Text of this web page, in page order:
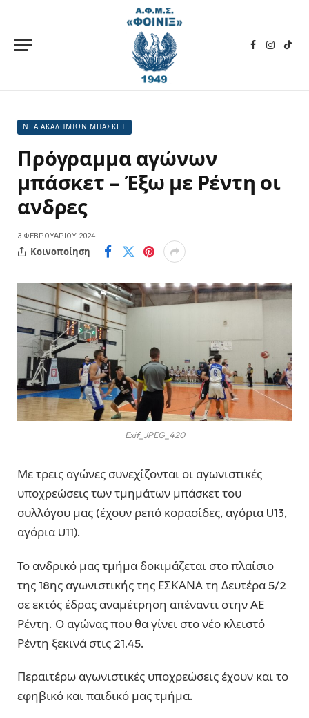
Facebook
ΝΕΑ ΑΚΑΔΗΜΙΩΝ ΜΠΑΣΚΕΤ
Πρόγραμμα αγώνων
μπάσκετ – Έξω με Ρέντη οι
ανδρες
3 ΦΕΒΡΟΥΑΡΊΟΥ 2024
Κοινοποίηση
Exif_JPEG_420
Με τρεις αγώνες συνεχίζονται οι αγωνιστικές
υποχρεώσεις των τμημάτων μπάσκετ του
συλλόγου μας (έχουν ρεπό κορασίδες, αγόρια U13,
αγόρια U11).
Το ανδρικό μας τμήμα δοκιμάζεται στο πλαίσιο
της 18ης αγωνιστικής της ΕΣΚΑΝΑ τη Δευτέρα 5/2
σε εκτός έδρας αναμέτρηση απέναντι στην ΑΕ
Ρέντη. Ο αγώνας που θα γίνει στο νέο κλειστό
Ρέντη ξεκινά στις 21.45.
Περαιτέρω αγωνιστικές υποχρεώσεις έχουν και το
εφηβικό και παιδικό μας τμήμα.